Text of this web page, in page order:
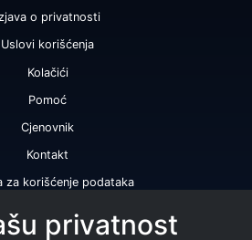
o privatnosti
Uslovi korišćenja
Kolačići
Pomoć
Cjenovnik
Kontakt
za korišćenje podataka
Naše uslugeprivatnost